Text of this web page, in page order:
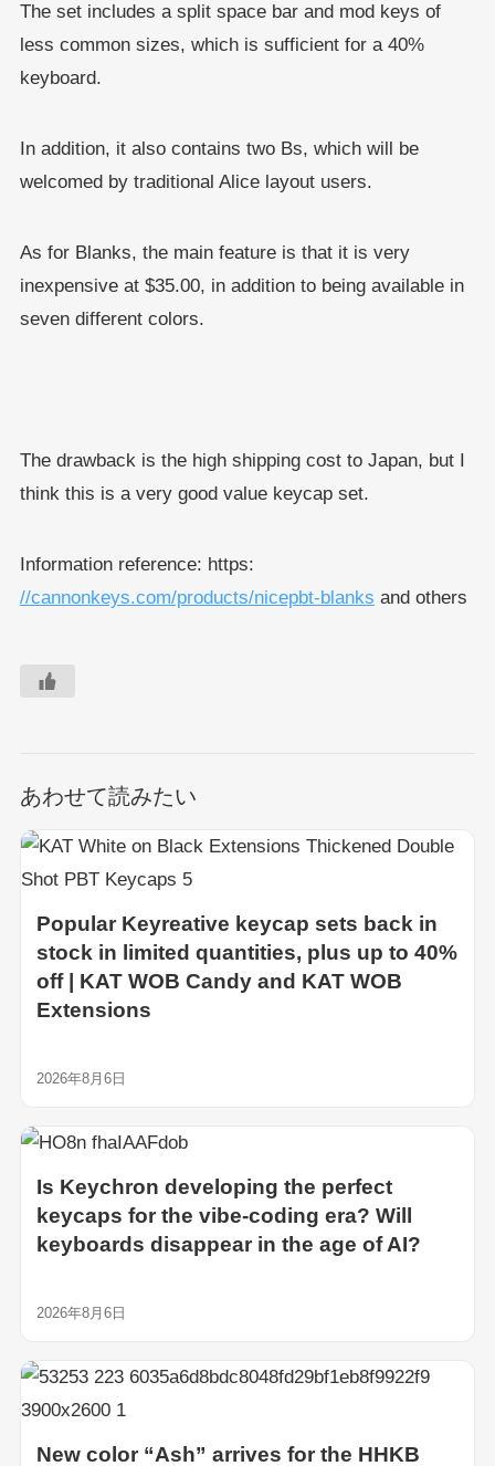
The set includes a split space bar and mod keys of
less common sizes, which is sufficient for a 40%
keyboard.
In addition, it also contains two Bs, which will be
welcomed by traditional Alice layout users.
As for Blanks, the main feature is that it is very
inexpensive at $35.00, in addition to being available in
seven different colors.
The drawback is the high shipping cost to Japan, but I
think this is a very good value keycap set.
Information reference: https:
//cannonkeys.com/products/nicepbt-blanks and others
あわせて読みたい
Popular Keyreative keycap sets back in
stock in limited quantities, plus up to 40%
off | KAT WOB Candy and KAT WOB
Extensions
2026年8月6日
Is Keychron developing the perfect
keycaps for the vibe-coding era? Will
keyboards disappear in the age of AI?
2026年8月6日
New color “Ash” arrives for the HHKB